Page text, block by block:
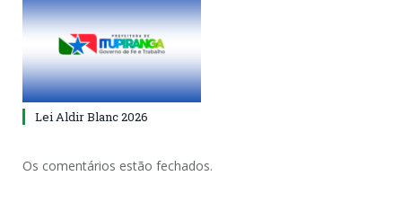
Lei Aldir Blanc 2026
Os comentários estão fechados.